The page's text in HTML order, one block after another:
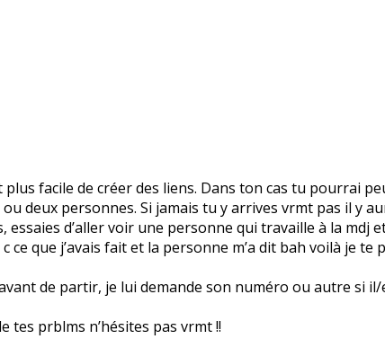
plus facile de créer des liens. Dans ton cas tu pourrai
deux personnes. Si jamais tu y arrives vrmt pas il y
d’aller voir une personne qui travaille à la mdj
que j’avais fait et la personne m’a dit bah voilà je
de partir, je lui demande son numéro ou autre si il/
tes prblms n’hésites pas vrmt !!